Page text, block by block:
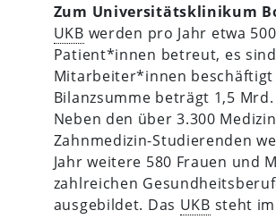
Zum Universitätsklinikum
UKB werden pro Jahr etwa
Patient*innen betreut, es
Mitarbeiter*innen
Bilanzsumme beträgt 1,5
Neben den über 3.300
Zahnmedizin-Studierenden
Jahr weitere 580 Frauen und
zahlreichen
ausgebildet. Das UKB steht im